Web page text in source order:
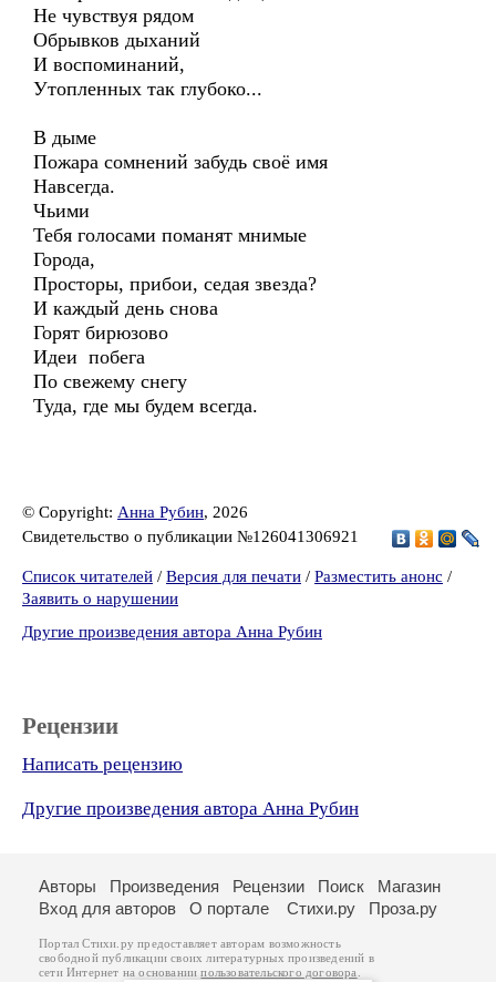
Не чувствуя рядом
Обрывков дыханий
И воспоминаний,
Утопленных так глубоко...
В дыме
Пожара сомнений забудь своё имя
Навсегда.
Чьими
Тебя голосами поманят мнимые
Города,
Просторы, прибои, седая звезда?
И каждый день снова
Горят бирюзово
Идеи побега
По свежему снегу
Туда, где мы будем всегда.
© Copyright: Анна Рубин, 2026
Свидетельство о публикации №126041306921
Список читателей / Версия для печати / Разместить анонс /
Заявить о нарушении
Другие произведения автора Анна Рубин
Рецензии
Написать рецензию
Другие произведения автора Анна Рубин
Авторы Произведения Рецензии Поиск
Магазин
Вход для авторов
О портале Стихи.ру Проза.ру
Портал Стихи.ру предоставляет авторам возможность
свободной публикации своих литературных произведений в
сети Интернет на основаниипользовательского договора